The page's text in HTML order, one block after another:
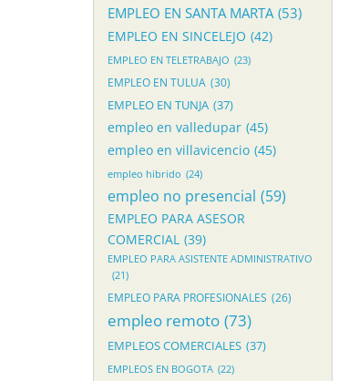
EMPLEO EN SANTA MARTA (53)
EMPLEO EN SINCELEJO (42)
EMPLEO EN TELETRABAJO (23)
EMPLEO EN TULUA (30)
EMPLEO EN TUNJA (37)
empleo en valledupar (45)
empleo en villavicencio (45)
empleo hibrido (24)
empleo no presencial (59)
EMPLEO PARA ASESOR
COMERCIAL (39)
EMPLEO PARA ASISTENTE ADMINISTRATIVO
(21)
EMPLEO PARA PROFESIONALES (26)
empleo remoto (73)
EMPLEOS COMERCIALES (37)
EMPLEOS EN BOGOTA (22)